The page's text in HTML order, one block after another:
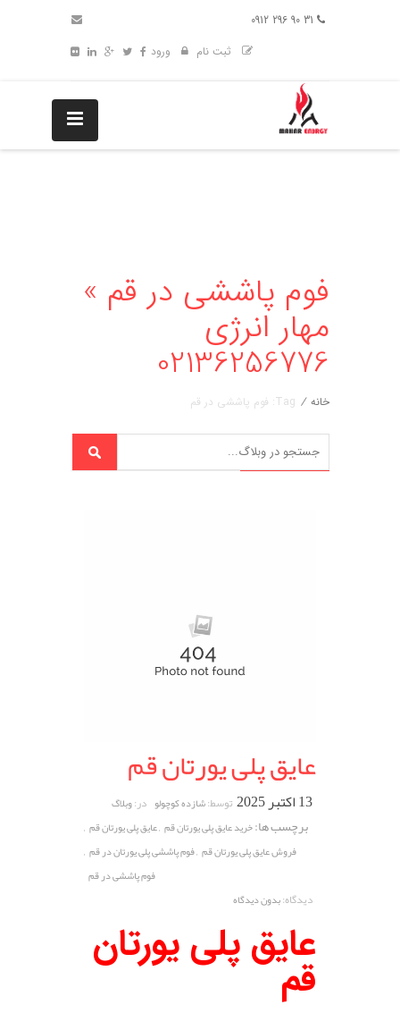
ثبت نام
ورود
فوم پاششی در قم »
مهار انرژی
02136256776
خانه / Tag: فوم پاششی در قم
عایق پلی یورتان قم
13 اکتبر 2025 توسط:شازده کوچولو در:وبلاگ
برچسب ها:خرید عایق پلی یورتان قم ,عایق پلی یورتان قم ,
فروش عایق پلی یورتان قم ,فوم پاششی پلی یورتان در قم ,
فوم پاششی در قم
دیدگاه:بدون دیدگاه
عایق پلی یورتان
قم